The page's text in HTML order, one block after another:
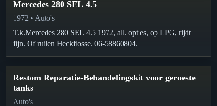
Mercedes 280 SEL 4.5
1972 • Auto's
T.k.Mercedes 280 SEL 4.5 1972, all. opties, op LPG, rijdt
fijn. Of ruilen Heckflosse. 06-58860804.
Restom Reparatie-Behandelingskit voor geroeste
tanks
Auto's